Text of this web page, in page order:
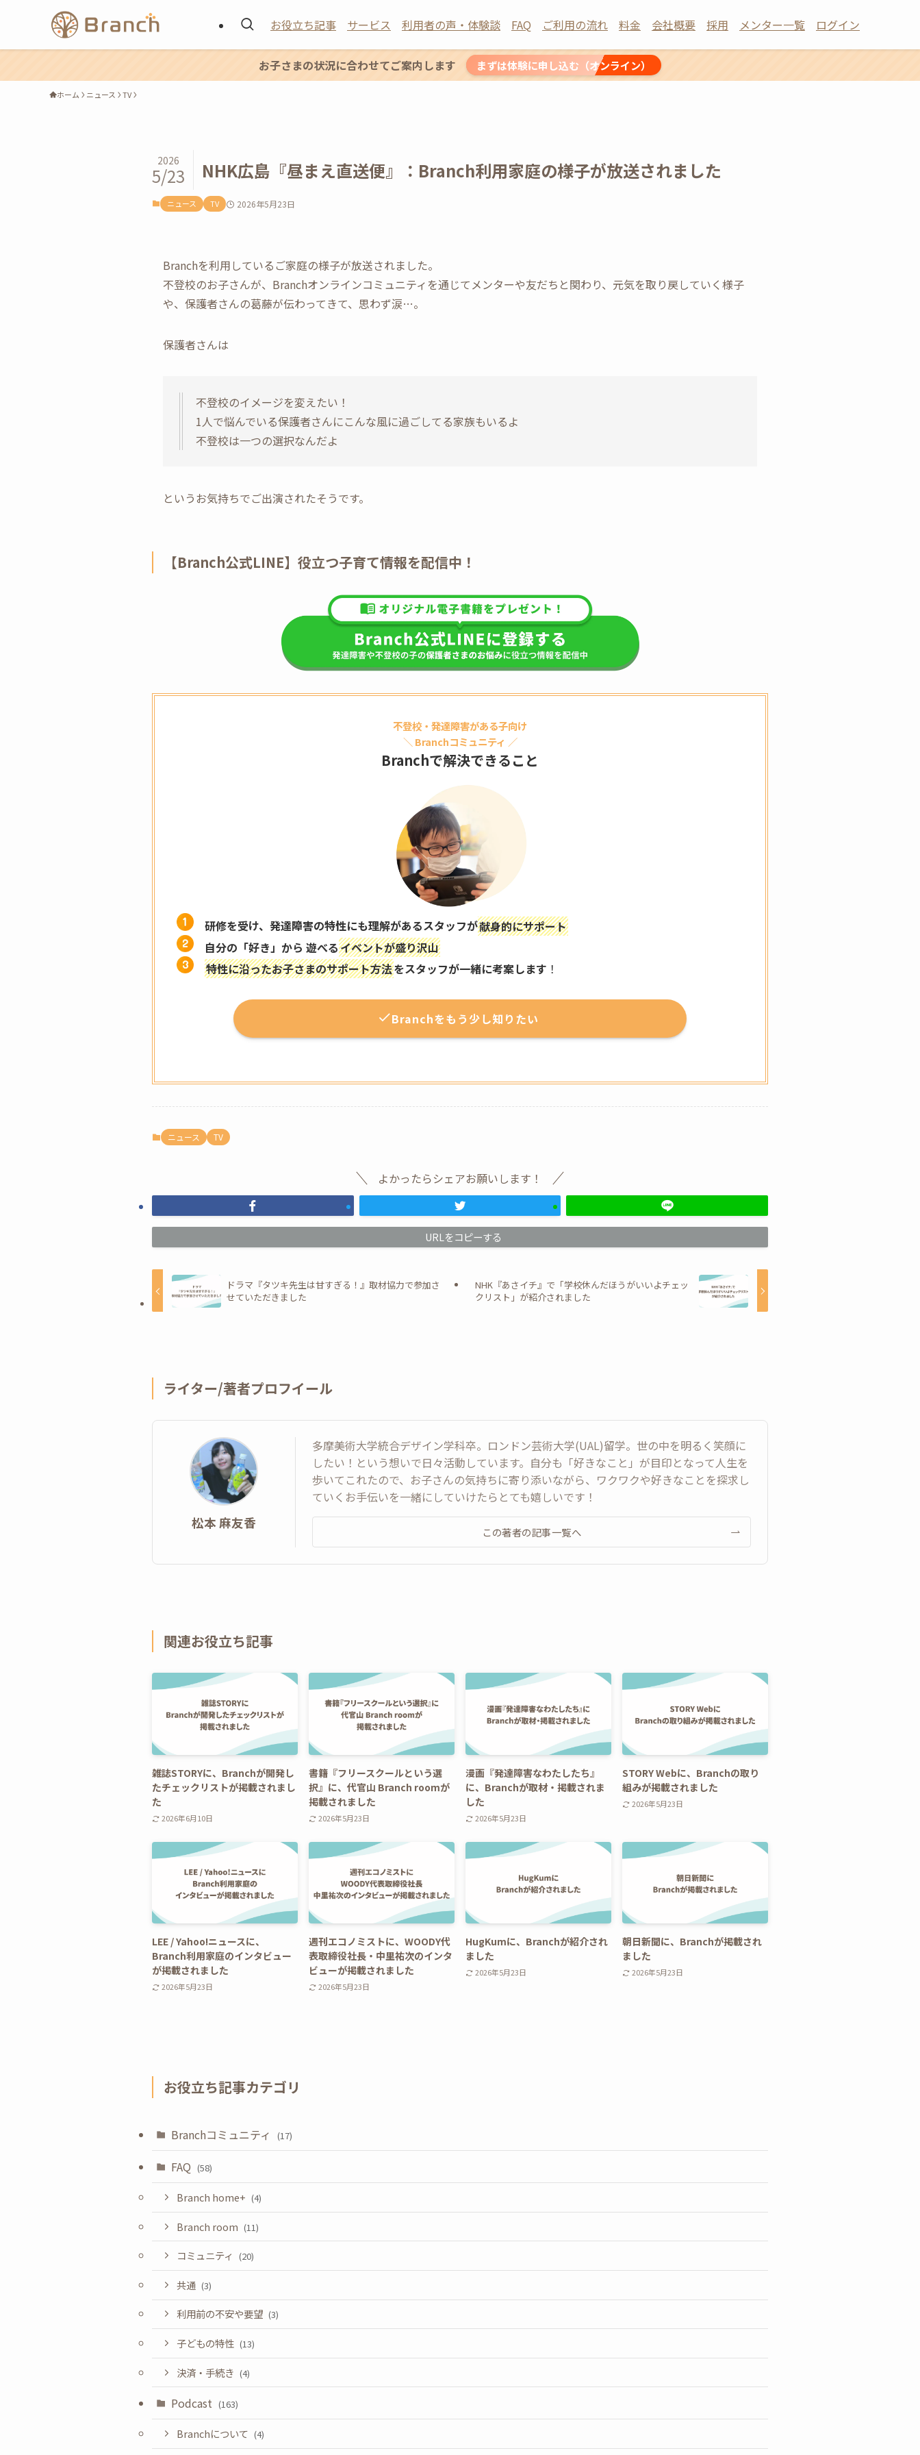
お役立ち記事 サービス 利用者の声・体験談 FAQ ご利用の流れ 料金 会社概要 採用 メンター一覧 ログイン
お子さまの状況に合わせてご案内します まずは体験に申し込む（オンライン）
ホーム ニュース TV
NHK広島『昼まえ直送便』：Branch利用家庭の様子が放送されました
2026
5/23
ニュース TV 2026年5月23日
Branchを利用しているご家庭の様子が放送されました。
不登校のお子さんが、Branchオンラインコミュニティを通じてメンターや友だちと関わり、元気を取り戻していく様子
や、保護者さんの葛藤が伝わってきて、思わず涙…。
保護者さんは
不登校のイメージを変えたい！
1人で悩んでいる保護者さんにこんな風に過ごしてる家族もいるよ
不登校は一つの選択なんだよ
というお気持ちでご出演されたそうです。
【Branch公式LINE】役立つ子育て情報を配信中！
不登校・発達障害がある子向け
＼ Branchコミュニティ ／
Branchで解決できること
研修を受け、発達障害の特性にも理解があるスタッフが献身的にサポート
自分の「好き」から 遊べるイベントが盛り沢山
特性に沿ったお子さまのサポート方法をスタッフが一緒に考案します ！
Branchをもう少し知りたい
ニュース TV
よかったらシェアお願いします！
URLをコピーする
ドラマ『タツキ先生は甘すぎる！』取材協力で参加さ
せていただきました
NHK『あさイチ』で「学校休んだほうがいいよチェッ
クリスト」が紹介されました
ライター/著者プロフイール
松本 麻友香
多摩美術大学統合デザイン学科卒。ロンドン芸術大学(UAL)留学。世の中を明るく笑顔に
したい！という想いで日々活動しています。自分も「好きなこと」が目印となって人生を
歩いてこれたので、お子さんの気持ちに寄り添いながら、ワクワクや好きなことを探求し
ていくお手伝いを一緒にしていけたらとても嬉しいです！
この著者の記事一覧へ
関連お役立ち記事
雑誌STORYに、Branchが開発し
たチェックリストが掲載されまし
た
2026年6月10日
書籍『フリースクールという選
択』に、代官山 Branch roomが
掲載されました
2026年5月23日
漫画『発達障害なわたしたち』
に、Branchが取材・掲載されま
した
2026年5月23日
STORY Webに、Branchの取り
組みが掲載されました
2026年5月23日
LEE / Yahoo!ニュースに、
Branch利用家庭のインタビュー
が掲載されました
2026年5月23日
週刊エコノミストに、WOODY代
表取締役社長・中里祐次のインタ
ビューが掲載されました
2026年5月23日
HugKumに、Branchが紹介され
ました
2026年5月23日
朝日新聞に、Branchが掲載され
ました
2026年5月23日
お役立ち記事カテゴリ
Branchコミュニティ (17)
FAQ (58)
Branch home+ (4)
Branch room (11)
コミュニティ (20)
共通 (3)
利用前の不安や要望 (3)
子どもの特性 (13)
決済・手続き (4)
Podcast (163)
Branchについて (4)